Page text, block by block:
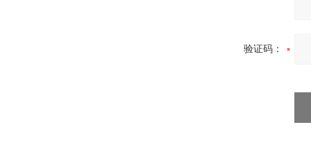
验证码：